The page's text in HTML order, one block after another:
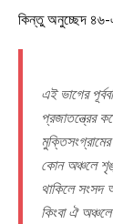
কিন্তু অনুচ্ছেদ ৪৬-
এই ভাগের
প্রজাতন্ত্রের
মুক্তিসংগ্রামের
কোন অঞ্চলে
থাকিলে সংসদ
কিংবা ঐ